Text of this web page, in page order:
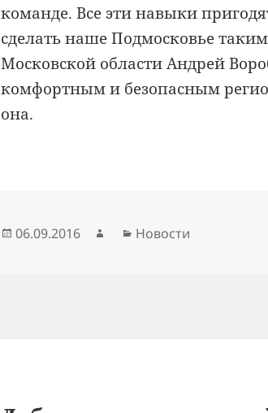
команде. Все эти навыки
сделать наше Подмосковье
Московской области Андрей
комфортным и безопасным
она.
Опубликовано
06.09.2016 АвторРубрики
Новости